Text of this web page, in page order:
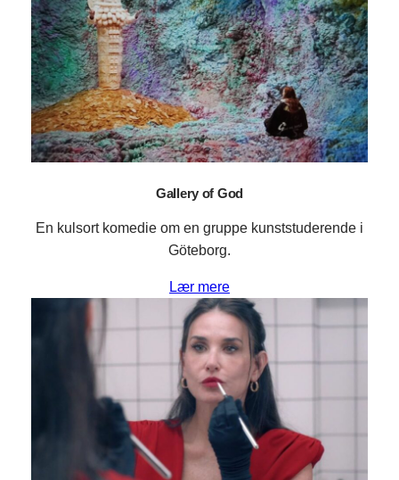
Gallery of God
En kulsort komedie om en gruppe kunststuderende i
Göteborg.
Lær mere